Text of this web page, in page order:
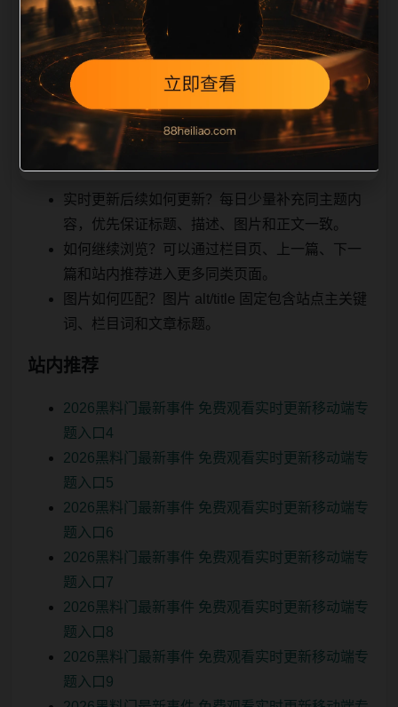
相关问题与推荐
引擎理解，也能让真实用户顺着栏目继续浏览。同站连
续更新时避免重复标题和重复首段，优先补充不同关键
词、不同栏目词和不同问题角度。栏目页则保留清晰入
口，方便后续专题自动归集。发布后按真实浏览器复查
首屏、图片、跳转体验、相关推荐和加载速度。
实时更新后续如何更新？每日少量补充同主题内
容，优先保证标题、描述、图片和正文一致。
如何继续浏览？可以通过栏目页、上一篇、下一
篇和站内推荐进入更多同类页面。
图片如何匹配？图片 alt/title 固定包含站点主关键
词、栏目词和文章标题。
站内推荐
2026黑料门最新事件 免费观看实时更新移动端专
题入口4
2026黑料门最新事件 免费观看实时更新移动端专
题入口5
2026黑料门最新事件 免费观看实时更新移动端专
题入口6
2026黑料门最新事件 免费观看实时更新移动端专
题入口7
2026黑料门最新事件 免费观看实时更新移动端专
题入口8
2026黑料门最新事件 免费观看实时更新移动端专
题入口9